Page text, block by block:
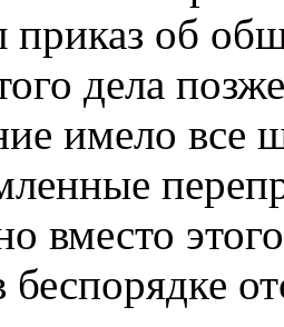
приказ об
дела
имело все
вместо